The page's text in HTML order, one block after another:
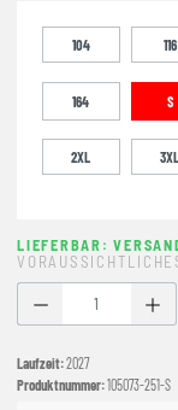
104 116
164 S
2XL 3XL
LIEFERBAR:
Produkt Anzahl:
Laufzeit:2027
Produktnummer:105073-251-S